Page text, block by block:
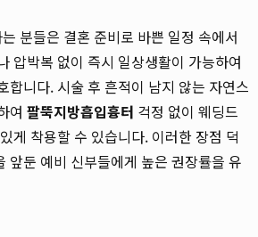
분들은 결혼 준비로 바쁜 일정 속에서
압박복 없이 즉시 일상생활이 가능하여
합니다. 시술 후 흔적이 남지 않는 자연스
여 팔뚝지방흡입흉터 걱정 없이 웨딩드
게 착용할 수 있습니다. 이러한 장점 덕
앞둔 예비 신부들에게 높은 권장률을 유